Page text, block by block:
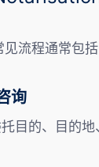
流程通常包括
询
目的、目的